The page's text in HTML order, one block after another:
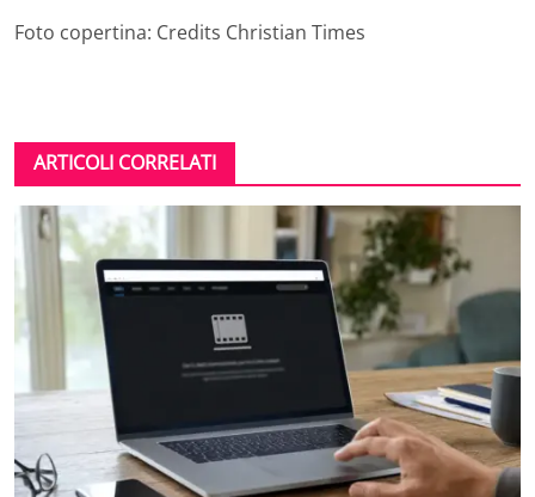
Foto copertina: Credits Christian Times
ARTICOLI CORRELATI